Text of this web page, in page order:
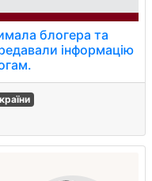
блогера та
інформацію